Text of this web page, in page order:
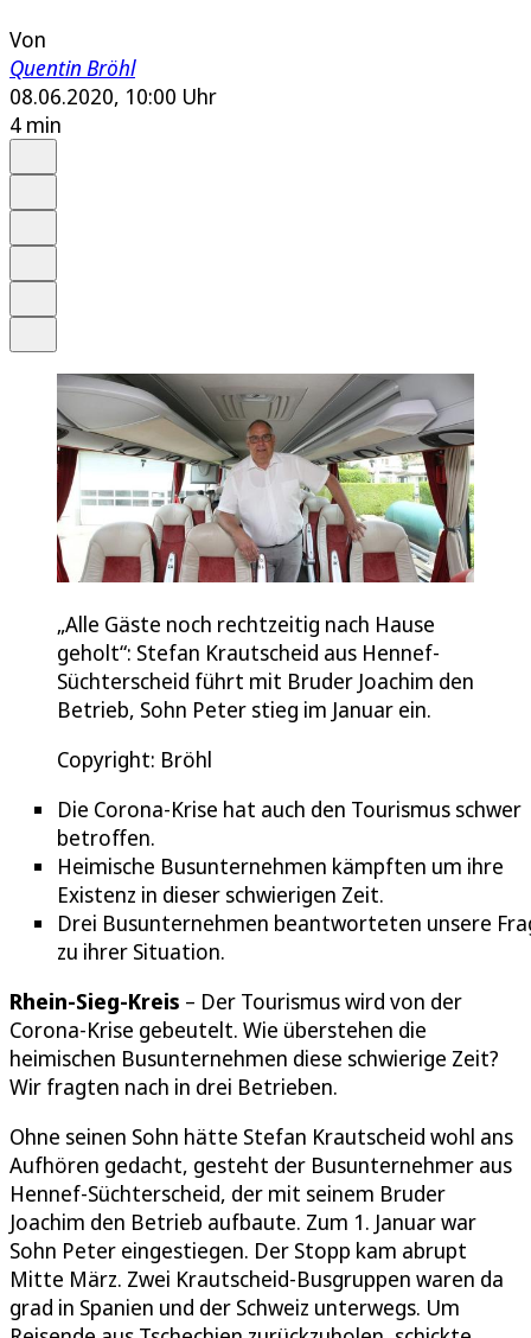
Von
Quentin Bröhl
08.06.2020, 10:00 Uhr
4 min
„Alle Gäste noch rechtzeitig nach Hause
geholt“: Stefan Krautscheid aus Hennef-
Süchterscheid führt mit Bruder Joachim den
Betrieb, Sohn Peter stieg im Januar ein.
Copyright: Bröhl
Die Corona-Krise hat auch den Tourismus schwer
betroffen.
Heimische Busunternehmen kämpften um ihre
Existenz in dieser schwierigen Zeit.
Drei Busunternehmen beantworteten unsere
zu ihrer Situation.
Rhein-Sieg-Kreis – Der Tourismus wird von der
Corona-Krise gebeutelt. Wie überstehen die
heimischen Busunternehmen diese schwierige Zeit?
Wir fragten nach in drei Betrieben.
Ohne seinen Sohn hätte Stefan Krautscheid wohl ans
Aufhören gedacht, gesteht der Busunternehmer aus
Hennef-Süchterscheid, der mit seinem Bruder
Joachim den Betrieb aufbaute. Zum 1. Januar war
Sohn Peter eingestiegen. Der Stopp kam abrupt
Mitte März. Zwei Krautscheid-Busgruppen waren da
grad in Spanien und der Schweiz unterwegs. Um